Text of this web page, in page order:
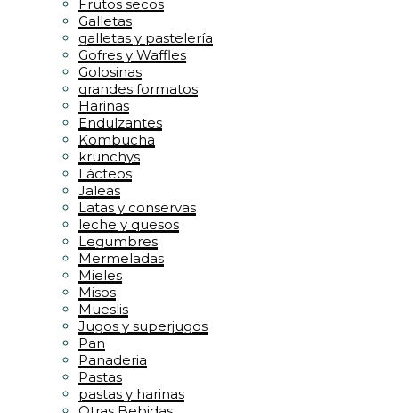
Frutos secos
Galletas
galletas y pastelería
Gofres y Waffles
Golosinas
grandes formatos
Harinas
Endulzantes
Kombucha
krunchys
Lácteos
Jaleas
Latas y conservas
leche y quesos
Legumbres
Mermeladas
Mieles
Misos
Mueslis
Jugos y superjugos
Pan
Panaderia
Pastas
pastas y harinas